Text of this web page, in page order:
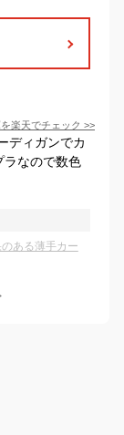
楽天でチェック >>
ディガンでカ
ラなので数色
ある薄手カー